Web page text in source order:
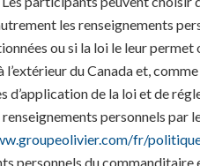
les renseignements
ou si la loi le leur
du Canada et,
de la loi et de
personnels
fr/
personnels du commanditaire